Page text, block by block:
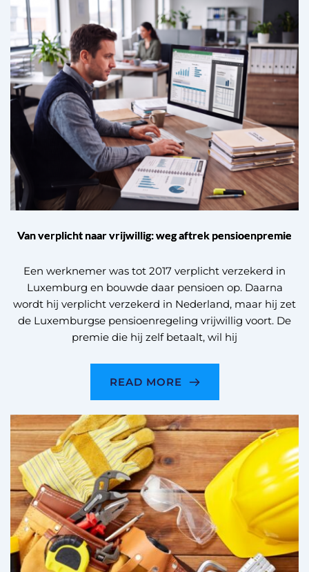
Van verplicht naar vrijwillig: weg aftrek pensioenpremie
Een werknemer was tot 2017 verplicht verzekerd in
Luxemburg en bouwde daar pensioen op. Daarna
wordt hij verplicht verzekerd in Nederland, maar hij zet
de Luxemburgse pensioenregeling vrijwillig voort. De
premie die hij zelf betaalt, wil hij
READ MORE